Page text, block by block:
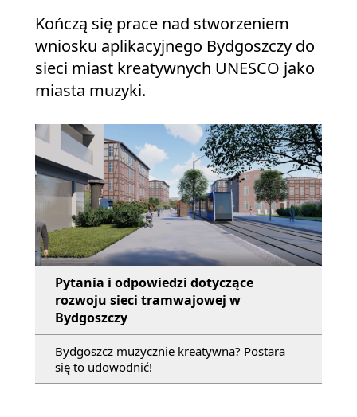
Kończą się prace nad stworzeniem
wniosku aplikacyjnego Bydgoszczy do
sieci miast kreatywnych UNESCO jako
miasta muzyki.
Pytania i odpowiedzi dotyczące
rozwoju sieci tramwajowej w
Bydgoszczy
Bydgoszcz muzycznie kreatywna? Postara
się to udowodnić!